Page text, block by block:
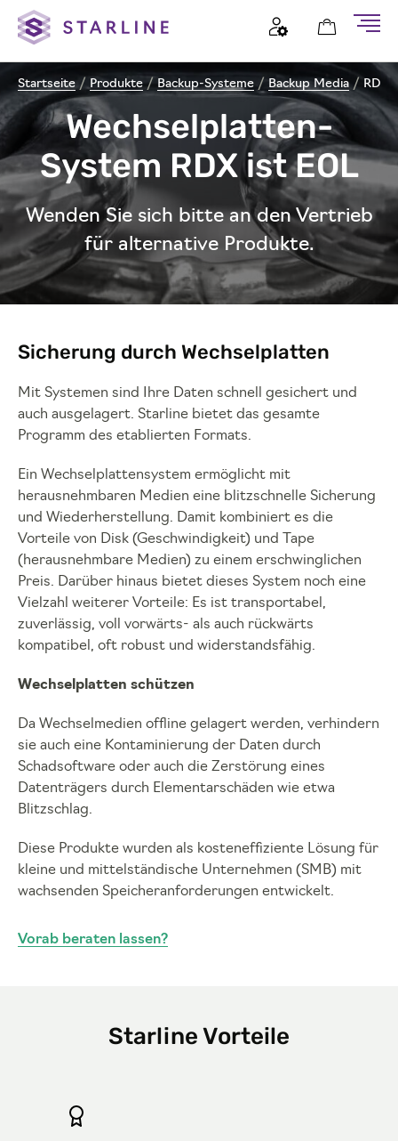
Startseite /Produkte / Backup-Systeme / Backup Media / RDX
Wechselplatten-
System RDX ist EOL
Wenden Sie sich bitte an den Vertrieb
für alternative Produkte.
Sicherung durch Wechselplatten
Mit Systemen sind Ihre Daten schnell gesichert und
auch ausgelagert. Starline bietet das gesamte
Programm des etablierten Formats.
Ein Wechselplattensystem ermöglicht mit
herausnehmbaren Medien eine blitzschnelle Sicherung
und Wiederherstellung. Damit kombiniert es die
Vorteile von Disk (Geschwindigkeit) und Tape
(herausnehmbare Medien) zu einem erschwinglichen
Preis. Darüber hinaus bietet dieses System noch eine
Vielzahl weiterer Vorteile: Es ist transportabel,
zuverlässig, voll vorwärts- als auch rückwärts
kompatibel, oft robust und widerstandsfähig.
Wechselplatten schützen
Da Wechselmedien offline gelagert werden, verhindern
sie auch eine Kontaminierung der Daten durch
Schadsoftware oder auch die Zerstörung eines
Datenträgers durch Elementarschäden wie etwa
Blitzschlag.
Diese Produkte wurden als kosteneffiziente Lösung für
kleine und mittelständische Unternehmen (SMB) mit
wachsenden Speicheranforderungen entwickelt.
Vorab beraten lassen?
Starline Vorteile